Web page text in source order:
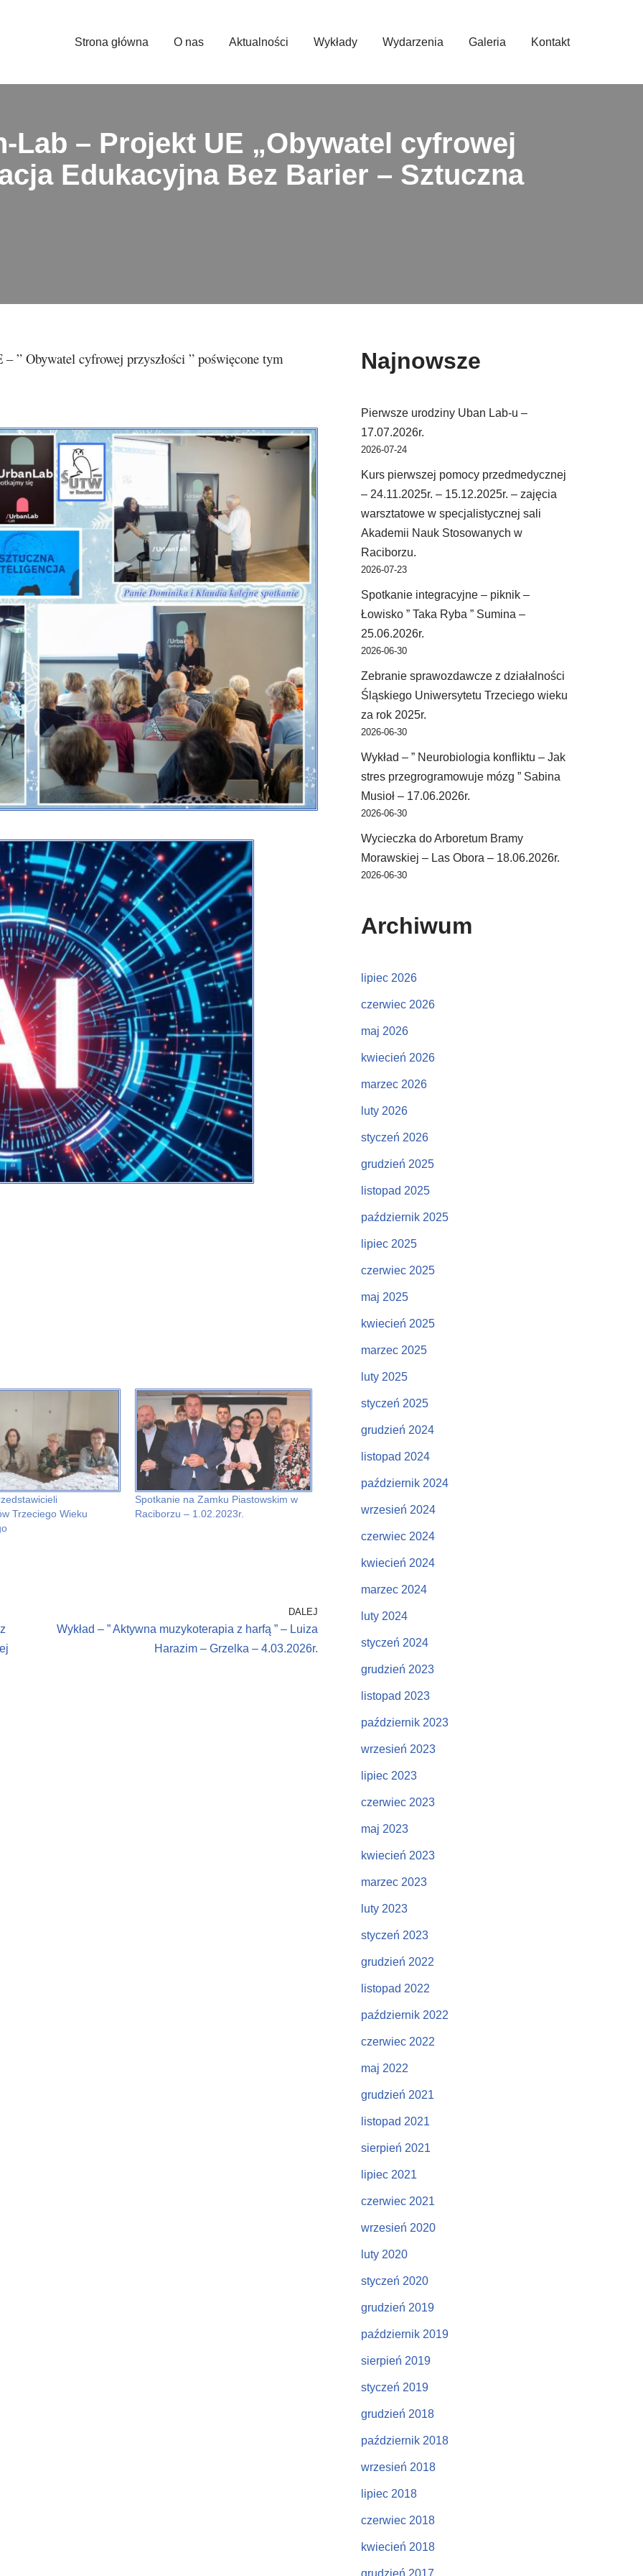
Strona główna O nas Aktualności Wykłady Wydarzenia Galeria Kontakt
Lab – Projekt UE „Obywatel cyfrowej
Edukacyjna Bez Barier – Sztuczna
” Obywatel cyfrowej przyszłości ” poświęcone tym
Trzeciego Wieku
Spotkanie na Zamku Piastowskim w
Raciborzu – 1.02.2023r.
DALEJ
Wykład – ” Aktywna muzykoterapia z harfą ” – Luiza
Harazim – Grzelka – 4.03.2026r.
Najnowsze
Pierwsze urodziny Uban Lab-u –
17.07.2026r.
2026-07-24
Kurs pierwszej pomocy przedmedycznej
– 24.11.2025r. – 15.12.2025r. – zajęcia
warsztatowe w specjalistycznej sali
Akademii Nauk Stosowanych w
Raciborzu.
2026-07-23
Spotkanie integracyjne – piknik –
Łowisko ” Taka Ryba ” Sumina –
25.06.2026r.
2026-06-30
Zebranie sprawozdawcze z działalności
Śląskiego Uniwersytetu Trzeciego wieku
za rok 2025r.
2026-06-30
Wykład – ” Neurobiologia konfliktu – Jak
stres przegrogramowuje mózg ” Sabina
Musioł – 17.06.2026r.
2026-06-30
Wycieczka do Arboretum Bramy
Morawskiej – Las Obora – 18.06.2026r.
2026-06-30
Archiwum
lipiec 2026
czerwiec 2026
maj 2026
kwiecień 2026
marzec 2026
luty 2026
styczeń 2026
grudzień 2025
listopad 2025
październik 2025
lipiec 2025
czerwiec 2025
maj 2025
kwiecień 2025
marzec 2025
luty 2025
styczeń 2025
grudzień 2024
listopad 2024
październik 2024
wrzesień 2024
czerwiec 2024
kwiecień 2024
marzec 2024
luty 2024
styczeń 2024
grudzień 2023
listopad 2023
październik 2023
wrzesień 2023
lipiec 2023
czerwiec 2023
maj 2023
kwiecień 2023
marzec 2023
luty 2023
styczeń 2023
grudzień 2022
listopad 2022
październik 2022
czerwiec 2022
maj 2022
grudzień 2021
listopad 2021
sierpień 2021
lipiec 2021
czerwiec 2021
wrzesień 2020
luty 2020
styczeń 2020
grudzień 2019
październik 2019
sierpień 2019
styczeń 2019
grudzień 2018
październik 2018
wrzesień 2018
lipiec 2018
czerwiec 2018
kwiecień 2018